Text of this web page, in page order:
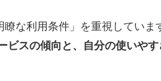
な利用条件」を重視していま
ビスの傾向と、自分の使いやす